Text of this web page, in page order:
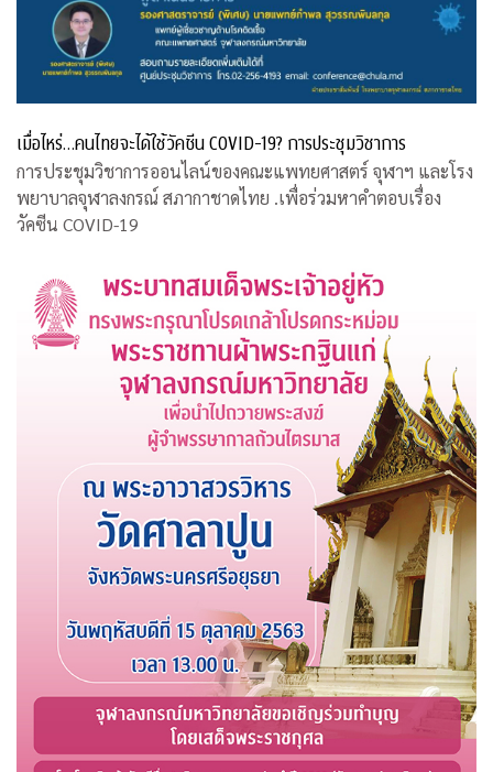
เมื่อไหร่…คนไทยจะได้ใช้วัคซีน COVID-19? การประชุมวิชาการ
การประชุมวิชาการออนไลน์ของคณะแพทยศาสตร์ จุฬาฯ และโรง
พยาบาลจุฬาลงกรณ์ สภากาชาดไทย .เพื่อร่วมหาคำตอบเรื่อง
วัคซีน COVID-19